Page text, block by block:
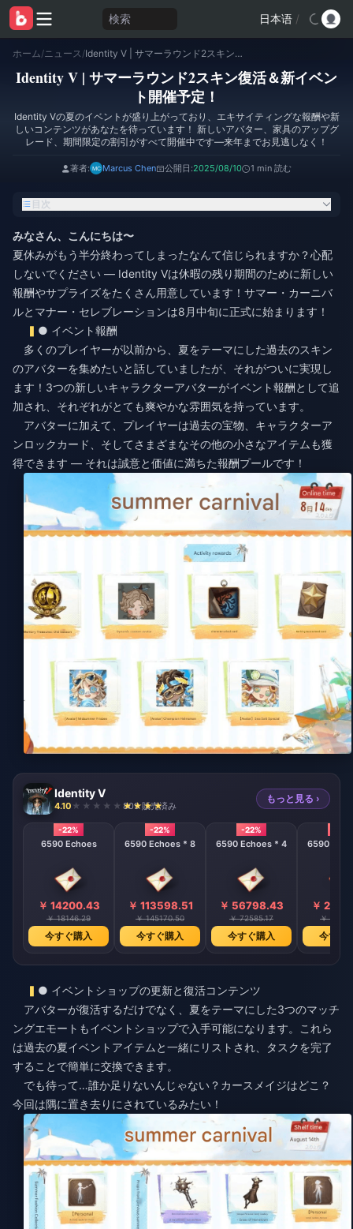
検索 日本语 /
ホーム/ニュース / Identity V | サマーラウンド2スキン復活＆新イベント開催予定！
Identity V | サマーラウンド2スキン復活＆新イベン
ト開催予定！
Identity Vの夏のイベントが盛り上がっており、エキサイティングな報酬や新
しいコンテンツがあなたを待っています！ 新しいアバター、家具のアップグ
レード、期間限定の割引がすべて開催中です—来年までお見逃しなく！
著者: Marcus Chen 公開日:2025/08/10 1 min 読む
目次
みなさん、こんにちは〜
夏休みがもう半分終わってしまったなんて信じられますか？心配
しないでください — Identity Vは休暇の残り期間のために新しい
報酬やサプライズをたくさん用意しています！サマー・カーニバ
ルとマナー・セレブレーションは8月中旬に正式に始まります！
● イベント報酬
多くのプレイヤーが以前から、夏をテーマにした過去のスキン
のアバターを集めたいと話していましたが、それがついに実現し
ます！3つの新しいキャラクターアバターがイベント報酬として追
加され、それぞれがとても爽やかな雰囲気を持っています。
アバターに加えて、プレイヤーは過去の宝物、キャラクターア
ンロックカード、そしてさまざまなその他の小さなアイテムも獲
得できます — それは誠意と価値に満ちた報酬プールです！
Identity V
4.10 809 販売済み
もっと見る ›
-22%
6590 Echoes
￥ 14200.43
￥ 18146.29
今すぐ購入
-22%
6590 Echoes * 8
￥ 113598.51
￥ 145170.50
今すぐ購入
-22%
6590 Echoes * 4
￥ 56798.43
￥ 72585.17
今すぐ購入
6590
￥
￥
今すぐ
● イベントショップの更新と復活コンテンツ
アバターが復活するだけでなく、夏をテーマにした3つのマッチ
ングエモートもイベントショップで入手可能になります。これら
は過去の夏イベントアイテムと一緒にリストされ、タスクを完了
することで簡単に交換できます。
でも待って…誰か足りないんじゃない？カースメイジはどこ？
今回は隅に置き去りにされているみたい！